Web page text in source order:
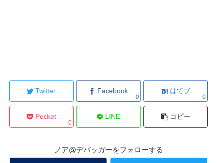
Twitter Facebook
0
はてブ
0
Pocket
0
LINE コピー
ノア@デバッガーをフォローする